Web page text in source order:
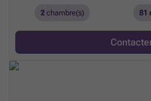
2 chambre(s) 81